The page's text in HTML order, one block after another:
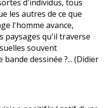
d'individus, tous
les autres de ce que
l'homme avance,
paysages qu'il traverse
souvent
dessinée ?... (Didier